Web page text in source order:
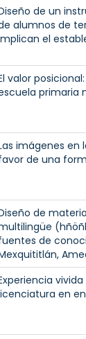
de un
alumnos de
el
valor
primaria
imágenes en
de una
de
de
en